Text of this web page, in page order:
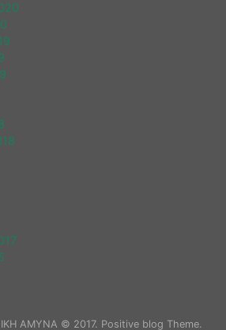
ΑΜΥΝΑ © 2017. Positive blog Theme.